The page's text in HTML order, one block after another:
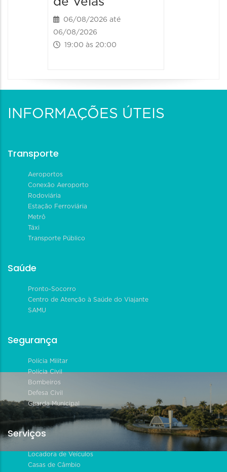
06/08/2026 até
06/08/2026
19:00 às 20:00
INFORMAÇÕES ÚTEIS
Transporte
Aeroportos
Conexão Aeroporto
Rodoviária
Estação Ferroviária
Metrô
Táxi
Transporte Público
Saúde
Pronto-Socorro
Centro de Atenção à Saúde do Viajante
SAMU
Segurança
Polícia Militar
Polícia Civil
Bombeiros
Defesa Civil
Guarda Municipal
Serviços
Locadora de Veículos
Casas de Câmbio